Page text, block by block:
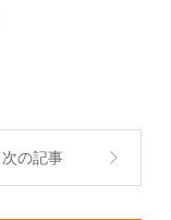
次の記事